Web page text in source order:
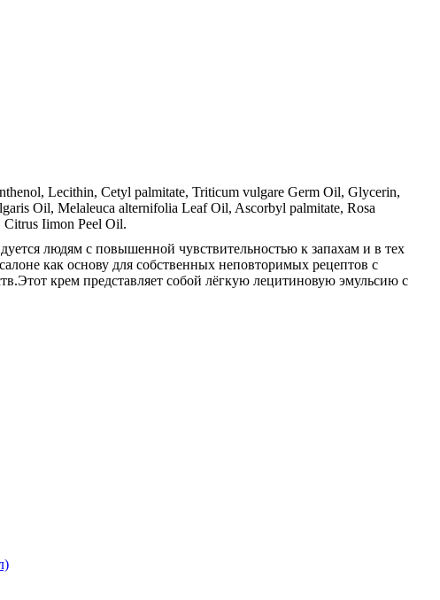
Lecithin, Cetyl palmitate, Triticum vulgare Germ Oil, Glycerin,
Oil, Melaleuca alternifolia Leaf Oil, Ascorbyl palmitate, Rosa
Iimon Peel Oil.
людям с повышенной чувствительностью к запахам и в тех
как основу для собственных неповторимых рецептов с
крем представляет собой лёгкую лецитиновую эмульсию с